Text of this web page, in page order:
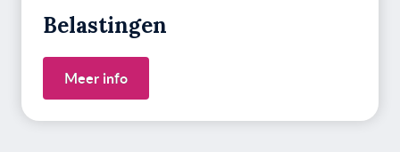
Belastingen
Meer info